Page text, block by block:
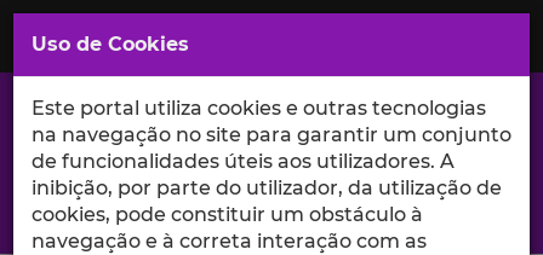
Saltar
para
Conteúdo
Principal
A excelência da investigação e ciência no Iscte
Uso de Cookies
Este portal utiliza cookies e outras tecnologias
na navegação no site para garantir um conjunto
de funcionalidades úteis aos utilizadores. A
inibição, por parte do utilizador, da utilização de
cookies, pode constituir um obstáculo à
navegação e à correta interação com as